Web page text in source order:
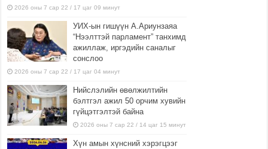
2026 оны 7 сар 22 / 17 цаг 09 минут
УИХ-ын гишүүн А.Ариунзаяа
“Нээлттэй парламент” танхимд
ажиллаж, иргэдийн саналыг
сонслоо
2026 оны 7 сар 22 / 17 цаг 04 минут
Нийслэлийн өвөлжилтийн
бэлтгэл ажил 50 орчим хувийн
гүйцэтгэлтэй байна
2026 оны 7 сар 22 / 14 цаг 15 минут
Хүн амын хүнсний хэрэгцээг